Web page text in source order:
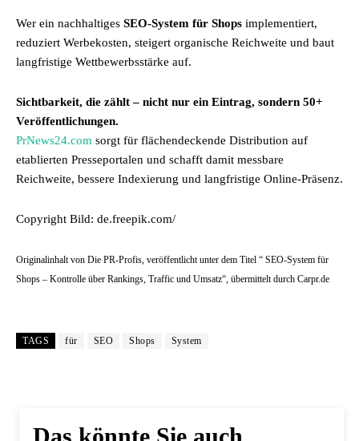
Wer ein nachhaltiges SEO-System für Shops implementiert,
reduziert Werbekosten, steigert organische Reichweite und baut
langfristige Wettbewerbsstärke auf.
Sichtbarkeit, die zählt – nicht nur ein Eintrag, sondern 50+
Veröffentlichungen.
PrNews24.com sorgt für flächendeckende Distribution auf
etablierten Presseportalen und schafft damit messbare
Reichweite, bessere Indexierung und langfristige Online-Präsenz.
Copyright Bild: de.freepik.com/
Originalinhalt von Die PR-Profis, veröffentlicht unter dem Titel “ SEO-System für
Shops – Kontrolle über Rankings, Traffic und Umsatz“, übermittelt durch Carpr.de
TAGS für SEO Shops System